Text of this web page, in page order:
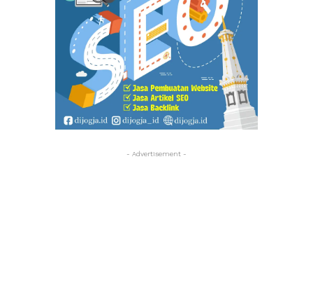
- Advertisement -